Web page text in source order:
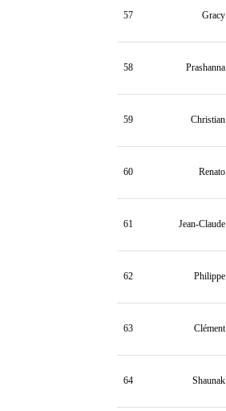
57 Gracy
58 Prashanna
59 Christian
60 Renato
61 Jean-Claude
62 Philippe
63 Clément
64 Shaunak